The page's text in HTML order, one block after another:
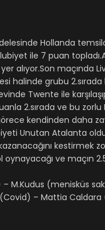
Hollanda
ile 7 puan
alıyor.Son maçında
grubu
Twente ile
2.sırada ve bu
kendinden daha
Unutan Atalanta
oynayacağı ve maçın
– M.Kudus (menisküs
– Mattia